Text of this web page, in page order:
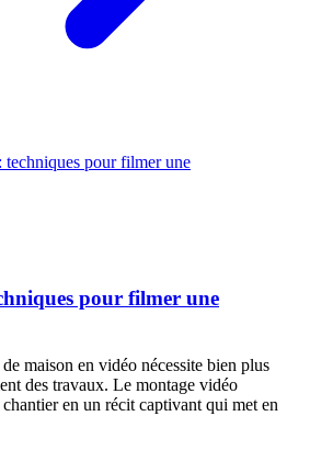
pour filmer une
maison en vidéo nécessite bien plus
des travaux. Le montage vidéo
en un récit captivant qui met en